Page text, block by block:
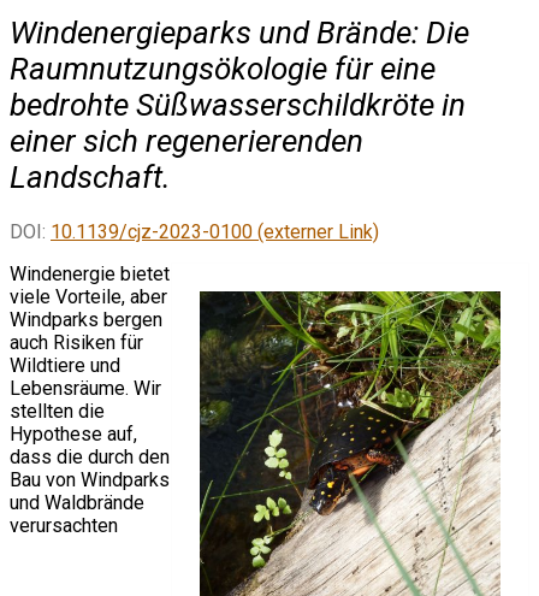
Windenergieparks und Brände: Die
Raumnutzungsökologie für eine
bedrohte Süßwasserschildkröte in
einer sich regenerierenden
Landschaft.
DOI: 10.1139/cjz-2023-0100 (externer Link)
Windenergie bietet
viele Vorteile, aber
Windparks bergen
auch Risiken für
Wildtiere und
Lebensräume. Wir
stellten die
Hypothese auf,
dass die durch den
Bau von Windparks
und Waldbrände
verursachten